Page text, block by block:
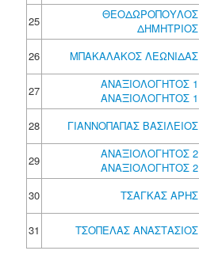
25
ΘΕΟΔΩΡΟΠΟΥΛΟΣ
ΔΗΜΗΤΡΙΟΣ
26
ΜΠΑΚΑΛΑΚΟΣ ΛΕΩΝΙΔΑΣ
27
ΑΝΑΞΙΟΛΟΓΗΤΟΣ 1
ΑΝΑΞΙΟΛΟΓΗΤΟΣ 1
28
ΓΙΑΝΝΟΠΑΠΑΣ ΒΑΣΙΛΕΙΟΣ
29
ΑΝΑΞΙΟΛΟΓΗΤΟΣ 2
ΑΝΑΞΙΟΛΟΓΗΤΟΣ 2
30
ΤΣΑΓΚΑΣ ΑΡΗΣ
31
ΤΣΟΠΕΛΑΣ ΑΝΑΣΤΑΣΙΟΣ